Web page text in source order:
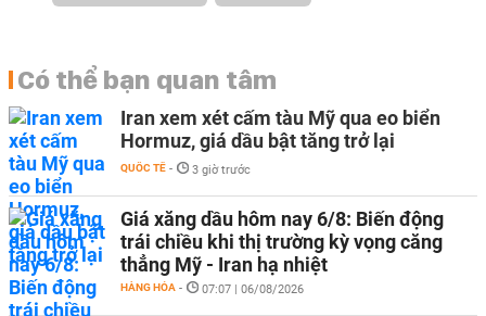
Có thể bạn quan tâm
Iran xem xét cấm tàu Mỹ qua eo biển
Hormuz, giá dầu bật tăng trở lại
QUỐC TẾ - 3 giờ trước
Giá xăng dầu hôm nay 6/8: Biến động
trái chiều khi thị trường kỳ vọng căng
thẳng Mỹ - Iran hạ nhiệt
HÀNG HÓA - 07:07 | 06/08/2026